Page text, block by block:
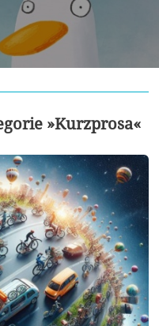
»Kurzprosa«